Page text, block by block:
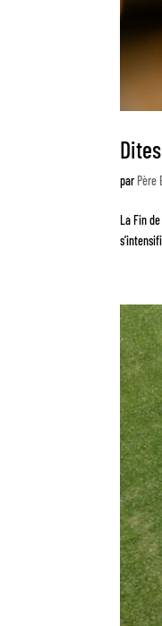
par Père
La Fin